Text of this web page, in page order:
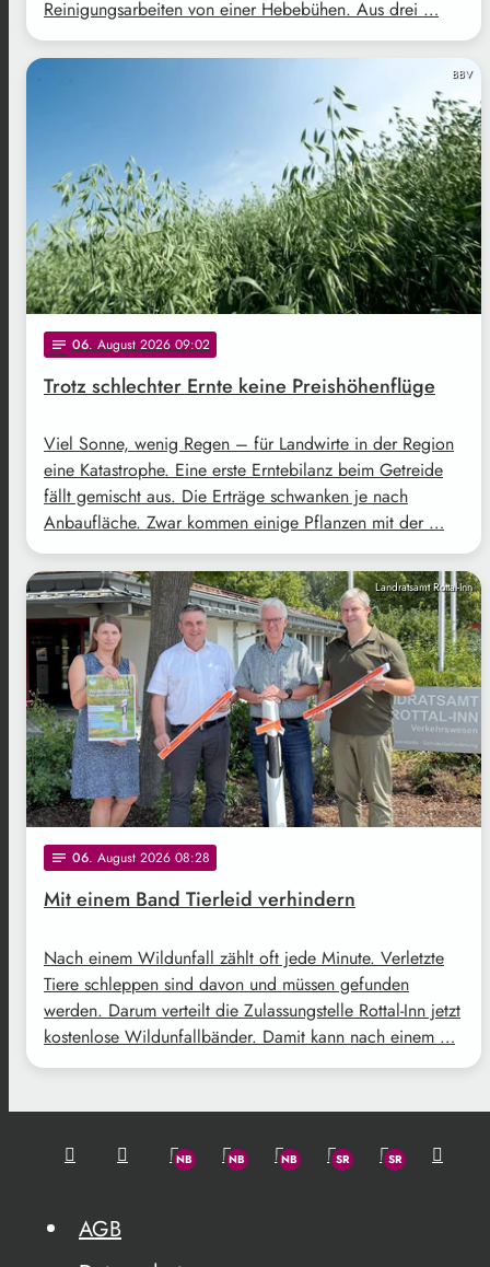
Reinigungsarbeiten von einer Hebebühen. Aus drei …
BBV
notes 06. August 2026 09:02
Trotz schlechter Ernte keine Preishöhenflüge
Viel Sonne, wenig Regen – für Landwirte in der Region
eine Katastrophe. Eine erste Erntebilanz beim Getreide
fällt gemischt aus. Die Erträge schwanken je nach
Anbaufläche. Zwar kommen einige Pflanzen mit der …
Landratsamt Rottal-Inn
notes 06. August 2026 08:28
Mit einem Band Tierleid verhindern
Nach einem Wildunfall zählt oft jede Minute. Verletzte
Tiere schleppen sind davon und müssen gefunden
werden. Darum verteilt die Zulassungstelle Rottal-Inn jetzt
kostenlose Wildunfallbänder. Damit kann nach einem …
AGB